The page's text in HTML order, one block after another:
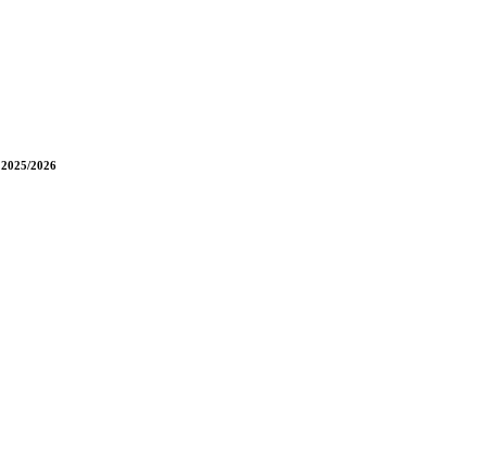
2025/2026